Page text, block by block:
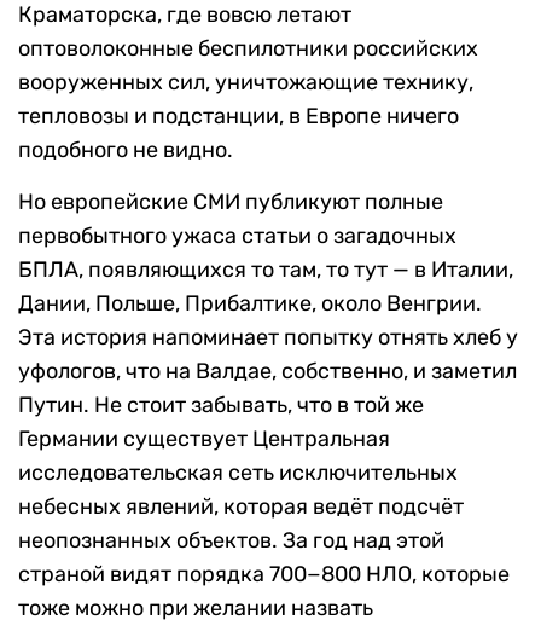
Краматорска, где вовсю летают
оптоволоконные беспилотники российских
вооруженных сил, уничтожающие технику,
тепловозы и подстанции, в Европе ничего
подобного не видно.
Но европейские СМИ публикуют полные
первобытного ужаса статьи о загадочных
БПЛА, появляющихся то там, то тут — в Италии,
Дании, Польше, Прибалтике, около Венгрии.
Эта история напоминает попытку отнять хлеб у
уфологов, что на Валдае, собственно, и заметил
Путин. Не стоит забывать, что в той же
Германии существует Центральная
исследовательская сеть исключительных
небесных явлений, которая ведёт подсчёт
неопознанных объектов. За год над этой
страной видят порядка 700−800 НЛО, которые
тоже можно при желании назвать